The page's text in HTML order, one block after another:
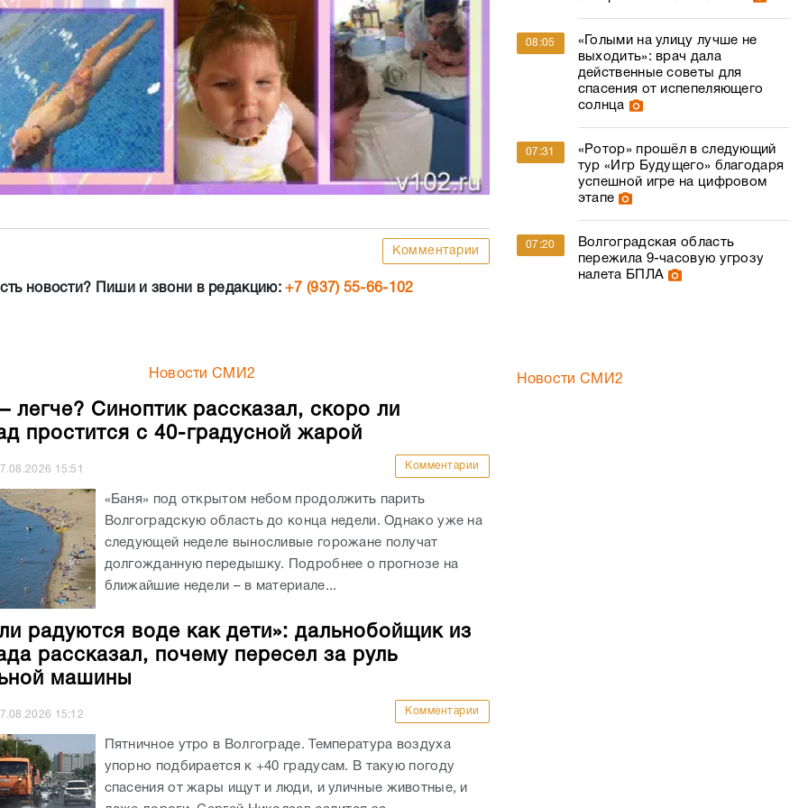
Комментарии
новости? Пиши и звони в редакцию:+7 (937) 55-66-102
Новости СМИ2
легче? Синоптик рассказал, скоро ли
простится с 40-градусной жарой
15:51 Комментарии
«Баня» под открытом небом продолжить парить
Волгоградскую область до конца недели. Однако уже на
следующей неделе выносливые горожане получат
долгожданную передышку. Подробнее о прогнозе на
ближайшие недели – в материале...
радуются воде как дети»: дальнобойщик из
рассказал, почему пересел за руль
машины
15:12 Комментарии
Пятничное утро в Волгограде. Температура воздуха
упорно подбирается к +40 градусам. В такую погоду
спасения от жары ищут и люди, и уличные животные, и
08:05
«Голыми на улицу лучше не
выходить»: врач дала
действенные советы для
спасения от испепеляющего
солнца
07:31
«Ротор» прошёл в следующий
тур «Игр Будущего» благодаря
успешной игре на цифровом
этапе
07:20
Волгоградская область
пережила 9-часовую угрозу
налета БПЛА
Новости СМИ2